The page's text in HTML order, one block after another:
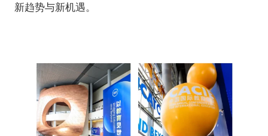
(人物 左起至
培生BTEC国际认证与培训